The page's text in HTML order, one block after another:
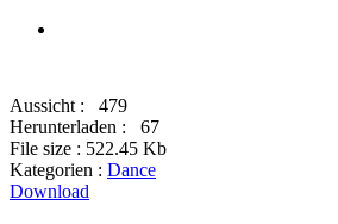
Aussicht :
479
Herunterladen :
67
File size : 522.45 Kb
Kategorien : Dance
Download